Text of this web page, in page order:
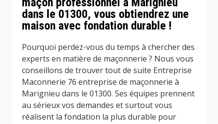
dans le 01300, vous obtiendrez une
maison avec fondation durable !
Pourquoi perdez-vous du temps à chercher des
experts en matière de maçonnerie ? Nous vous
conseillons de trouver tout de suite Entreprise
Maconnerie 76 entreprise de maçonnerie à
Marignieu dans le 01300. Ses équipes prennent
au sérieux vos demandes et surtout vous
réalisent la fondation la plus durable pour